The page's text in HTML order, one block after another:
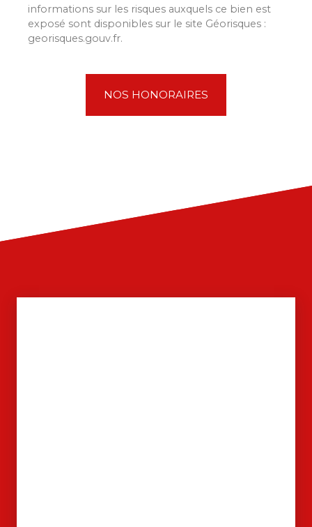
informations sur les risques auxquels ce bien est
exposé sont disponibles sur le site Géorisques :
georisques.gouv.fr.
NOS HONORAIRES